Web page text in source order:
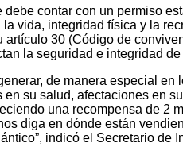
debe contar con un permiso
vida, integridad física y la
artículo 30 (Código de
la seguridad e integridad
de manera especial en
su salud, afectaciones en
una recompensa de 2
diga en dónde están
indicó el Secretario de